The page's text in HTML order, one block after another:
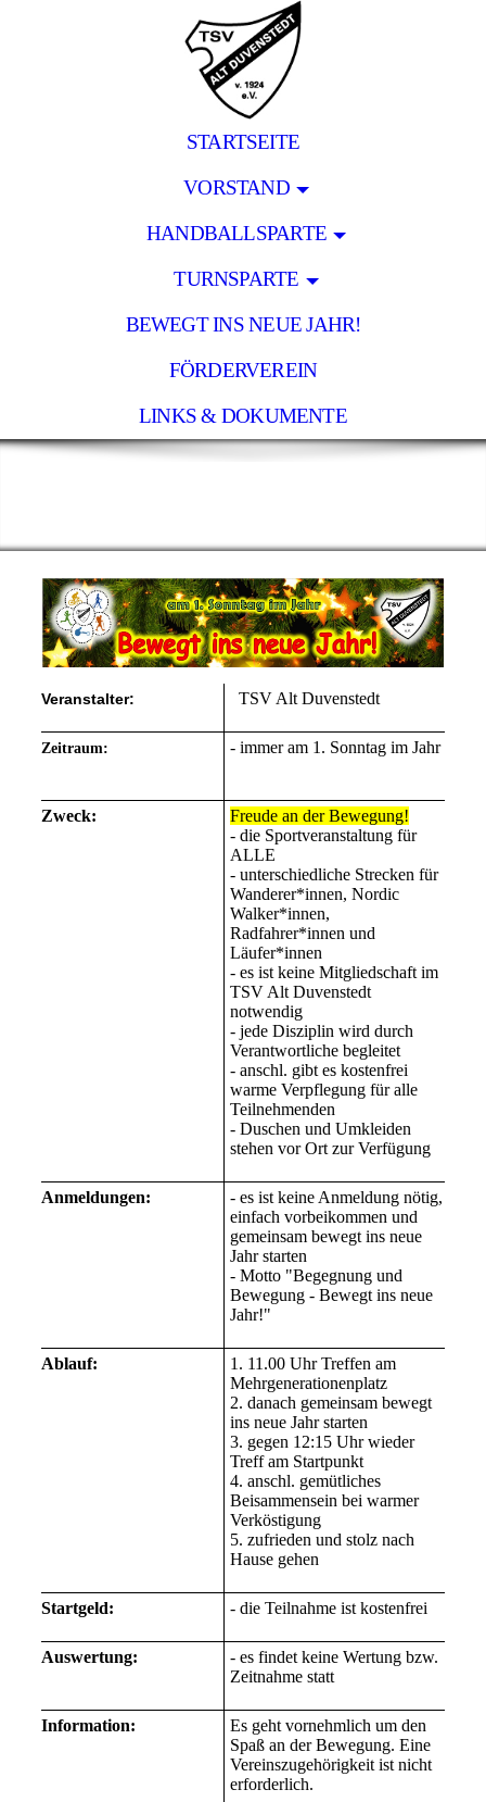
STARTSEITE
VORSTAND
HANDBALLSPARTE
TURNSPARTE
BEWEGT INS NEUE JAHR!
FÖRDERVEREIN
LINKS & DOKUMENTE
Veranstalter: TSV Alt Duvenstedt
Zeitraum: - immer am 1. Sonntag im Jahr
Zweck:
Freude an der Bewegung!
- die Sportveranstaltung für
ALLE
- unterschiedliche Strecken für
Wanderer*innen, Nordic
Walker*innen,
Radfahrer*innen und
Läufer*innen
- es ist keine Mitgliedschaft im
TSV Alt Duvenstedt
notwendig
- jede Disziplin wird durch
Verantwortliche begleitet
- anschl. gibt es kostenfrei
warme Verpflegung für alle
Teilnehmenden
- Duschen und Umkleiden
stehen vor Ort zur Verfügung
Anmeldungen:
- es ist keine Anmeldung nötig,
einfach vorbeikommen und
gemeinsam bewegt ins neue
Jahr starten
- Motto "Begegnung und
Bewegung - Bewegt ins neue
Jahr!"
Ablauf:
1. 11.00 Uhr Treffen am
Mehrgenerationenplatz
2. danach gemeinsam bewegt
ins neue Jahr starten
3. gegen 12:15 Uhr wieder
Treff am Startpunkt
4. anschl. gemütliches
Beisammensein bei warmer
Verköstigung
5. zufrieden und stolz nach
Hause gehen
Startgeld: - die Teilnahme ist kostenfrei
Auswertung:
- es findet keine Wertung bzw.
Zeitnahme statt
Information:
Es geht vornehmlich um den
Spaß an der Bewegung. Eine
Vereinszugehörigkeit ist nicht
erforderlich.